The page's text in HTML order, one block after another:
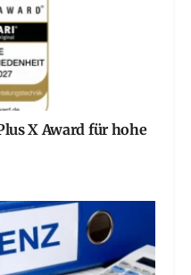
X Award für hohe